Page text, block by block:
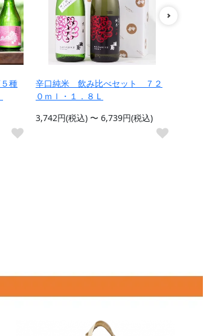
種
辛口純米 飲み比べセット ７２
０ｍｌ・１．８Ｌ
3,742円(税込) 〜 6,739円(税込)